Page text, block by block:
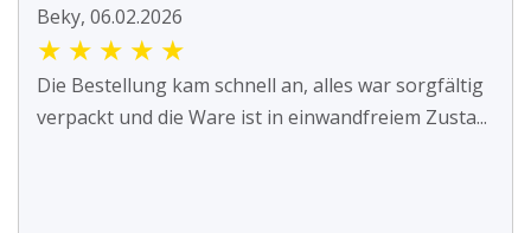
Beky, 06.02.2026
★ ★ ★ ★ ★
Die Bestellung kam schnell an, alles war sorgfältig
verpackt und die Ware ist in einwandfreiem Zusta...